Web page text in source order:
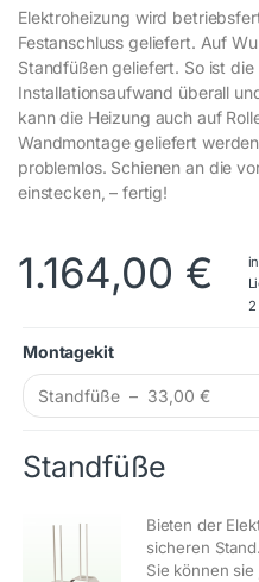
Elektroheizung wird
Festanschluss geliefert. Auf
Standfüßen geliefert. So ist
Installationsaufwand überall
kann die Heizung auch auf
Wandmontage geliefert
problemlos. Schienen an die
einstecken, – fertig!
1.164,00 €
2
Montagekit
Standfüße
Bieten der
sicheren
Sie können